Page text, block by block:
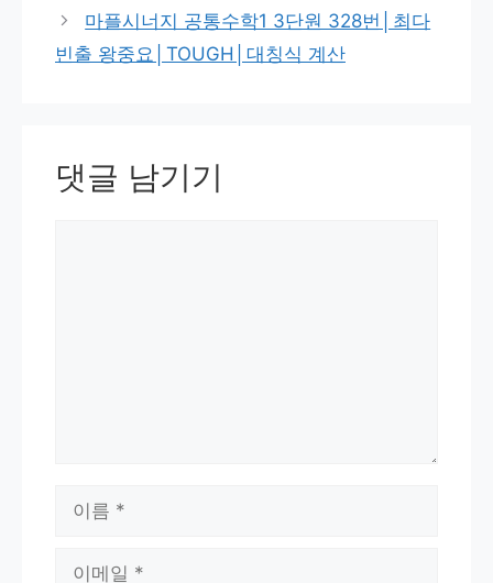
마플시너지 공통수학1 3단원 328번│최다
빈출 왕중요│TOUGH│대칭식 계산
댓글 남기기